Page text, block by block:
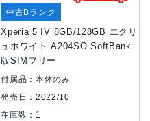
Xperia 5 IV 8GB/128GB エクリ
ュホワイト A204SO SoftBank
版SIMフリー
中古Bランク
付属品：本体のみ
発売日：2022/10
在庫数：1